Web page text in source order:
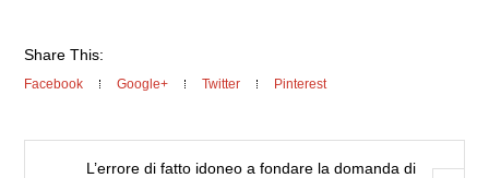
Share This:
Facebook Google+ Twitter Pinterest
L’errore di fatto idoneo a fondare la domanda di